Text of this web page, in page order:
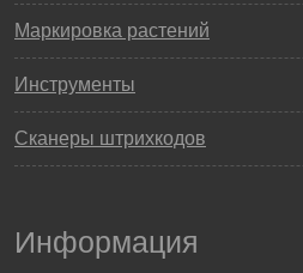
Маркировка растений
Инструменты
Сканеры штрихкодов
Информация